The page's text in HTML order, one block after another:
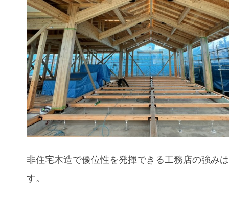
非住宅木造で優位性を発揮できる工務店の強み
す。